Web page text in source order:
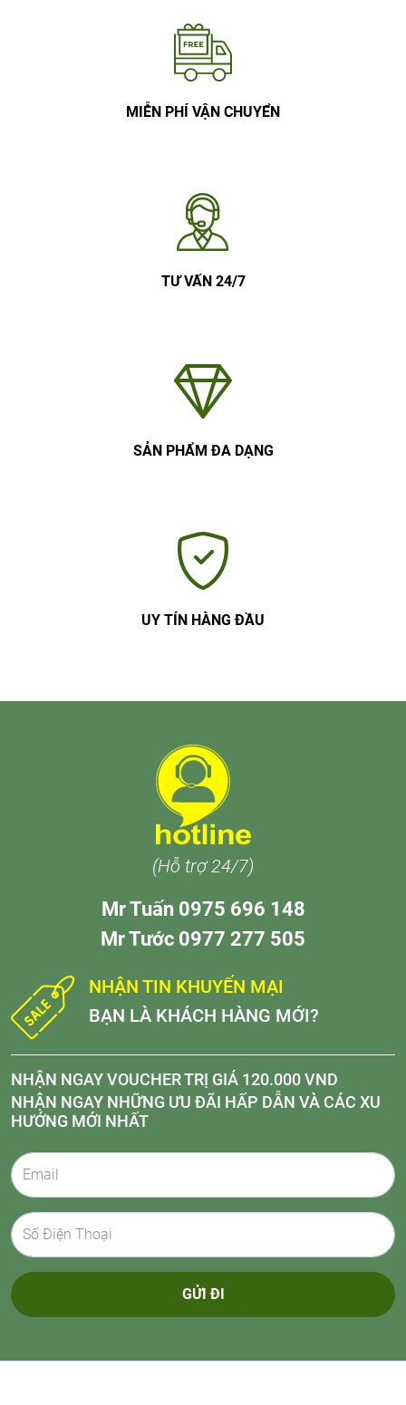
MIỄN PHÍ VẬN CHUYỂN
TƯ VẤN 24/7
SẢN PHẨM ĐA DẠNG
UY TÍN HÀNG ĐẦU
(Hỗ trợ 24/7)
Mr Tuấn 0975 696 148
Mr Tước 0977 277 505
NHẬN TIN KHUYẾN MẠI
BẠN LÀ KHÁCH HÀNG MỚI?
NHẬN NGAY VOUCHER TRỊ GIÁ 120.000 VND
NHẬN NGAY NHỮNG ƯU ĐÃI HẤP DẪN VÀ CÁC XU
HƯỚNG MỚI NHẤT
GỬI ĐI